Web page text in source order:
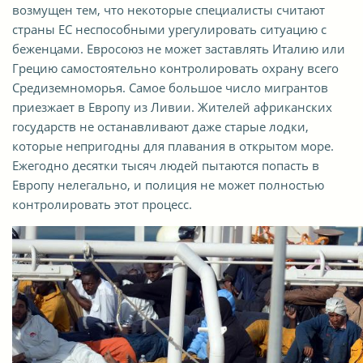
возмущен тем, что некоторые специалисты считают
страны ЕС неспособными урегулировать ситуацию с
беженцами. Евросоюз не может заставлять Италию или
Грецию самостоятельно контролировать охрану всего
Средиземноморья. Самое большое число мигрантов
приезжает в Европу из Ливии. Жителей африканских
государств не останавливают даже старые лодки,
которые непригодны для плавания в открытом море.
Ежегодно десятки тысяч людей пытаются попасть в
Европу нелегально, и полиция не может полностью
контролировать этот процесс.